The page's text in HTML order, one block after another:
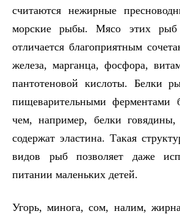
считаются нежирные
морские рыбы. Мясо этих рыб
отличается благоприятным
железа, марганца, фосфора,
пантотеновой кислоты. Белки
пищеварительными ферментами
чем, например, белки
содержат эластина. Такая
видов рыб позволяет даже
питании маленьких детей.
Угорь, минога, сом, налим,